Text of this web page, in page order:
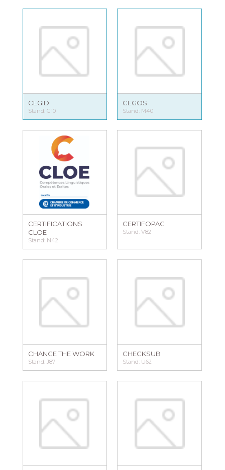
CEGID
Stand: G10
CEGOS
Stand: M40
CERTIFICATIONS
CLOE
Stand: N42
CERTIFOPAC
Stand: V82
CHANGE THE WORK
Stand: J87
CHECKSUB
Stand: U62